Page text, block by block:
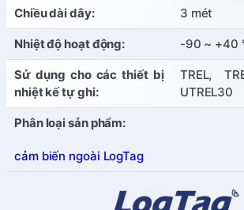
Chiều dài dây: 3 mét
Nhiệt độ hoạt động: -90 ~ +40
Sử dụng cho các thiết bị
nhiệt kế tự ghi:
TREL,
UTREL30
Phân loại sản phẩm:
cảm biến ngoài LogTag